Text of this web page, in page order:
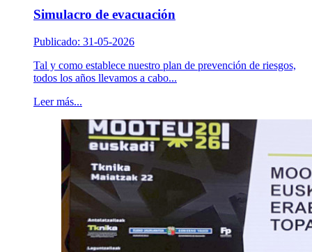
Simulacro de evacuación
Publicado: 31-05-2026
Tal y como establece nuestro plan de prevención de riesgos,
todos los años llevamos a cabo...
Leer más...